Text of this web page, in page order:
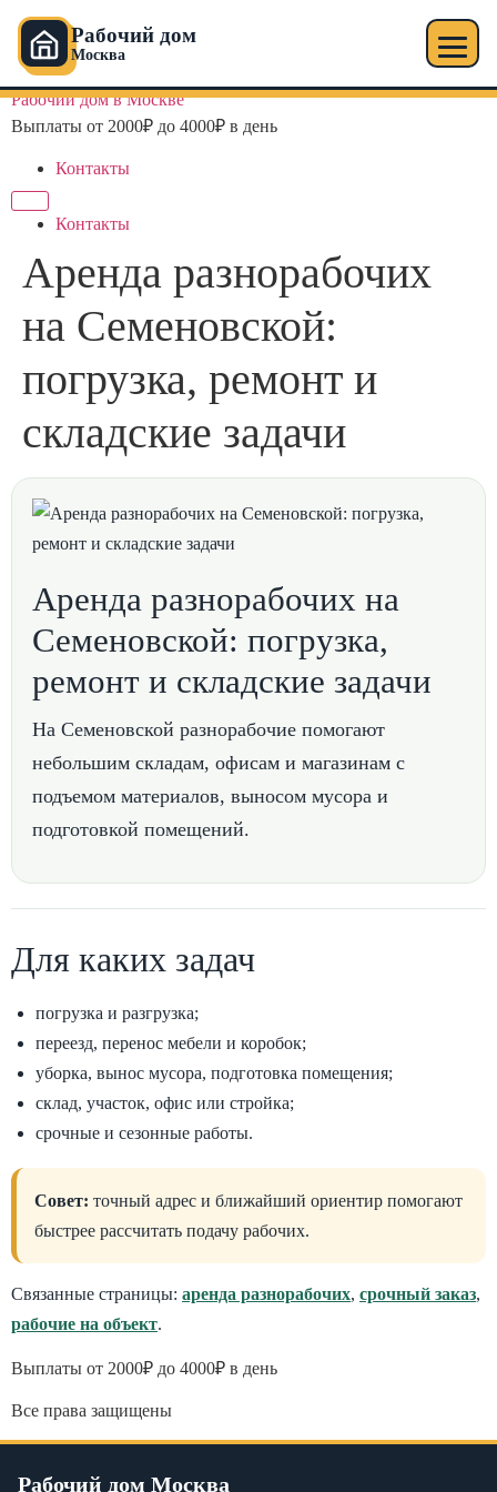
Рабочий дом
Москва
Перейти
Рабочий дом в Москве
Выплаты от 2000₽ до 4000₽ в день
Контакты
Контакты
Аренда разнорабочих
на Семеновской:
погрузка, ремонт и
складские задачи
Аренда разнорабочих на
Семеновской: погрузка,
ремонт и складские задачи
На Семеновской разнорабочие помогают
небольшим складам, офисам и магазинам с
подъемом материалов, выносом мусора и
подготовкой помещений.
Для каких задач
погрузка и разгрузка;
переезд, перенос мебели и коробок;
уборка, вынос мусора, подготовка помещения;
склад, участок, офис или стройка;
срочные и сезонные работы.
Совет: точный адрес и ближайший ориентир помогают
быстрее рассчитать подачу рабочих.
Связанные страницы: аренда разнорабочих, срочный заказ,
рабочие на объект.
Выплаты от 2000₽ до 4000₽ в день
Все права защищены
Рабочий дом Москва